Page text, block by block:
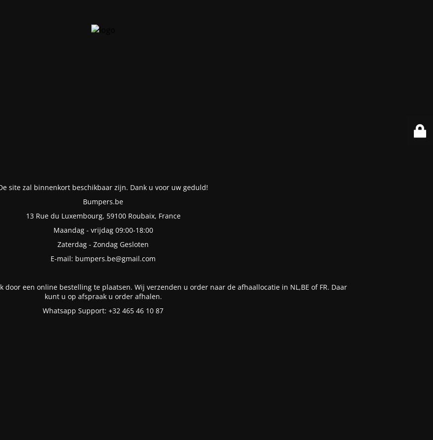
site zal binnenkort beschikbaar zijn. Dank u voor uw geduld!
Bumpers.be
13 Rue du Luxembourg, 59100 Roubaix, France
Maandag - vrijdag 09:00-18:00
Zaterdag - Zondag Gesloten
E-mail: bumpers.be@gmail.com
een online bestelling te plaatsen. Wij verzenden u order naar de afhaallocatie in NL,BE of FR. Daar
kunt u op afspraak u order afhalen.
Whatsapp Support: +32 465 46 10 87